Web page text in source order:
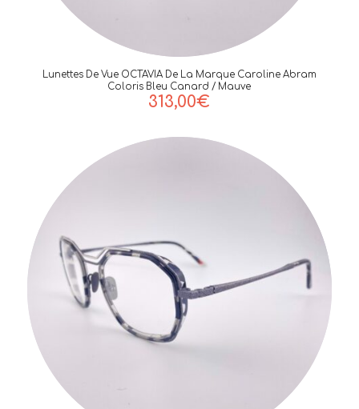
Lunettes De Vue OCTAVIA De La Marque Caroline Abram
Coloris Bleu Canard / Mauve
313,00€